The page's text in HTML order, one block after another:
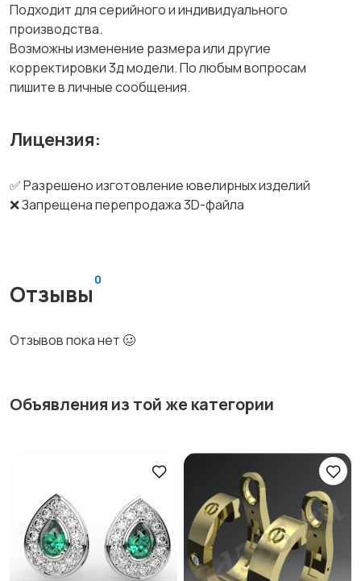
Подходит для серийного и индивидуального
производства.
Возможны изменение размера или другие
корректировки 3д модели. По любым вопросам
пишите в личные сообщения.
Лицензия:
✅ Разрешено изготовление ювелирных изделий
❌ Запрещена перепродажа 3D-файла
Отзывы
0
Отзывов пока нет 🥴
Объявления из той же категории